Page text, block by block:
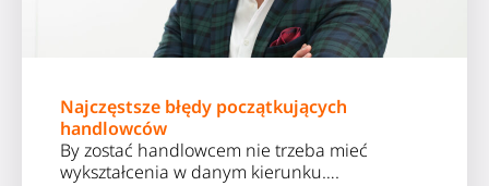
Najczęstsze błędy początkujących
handlowców
By zostać handlowcem nie trzeba mieć
wykształcenia w danym kierunku….